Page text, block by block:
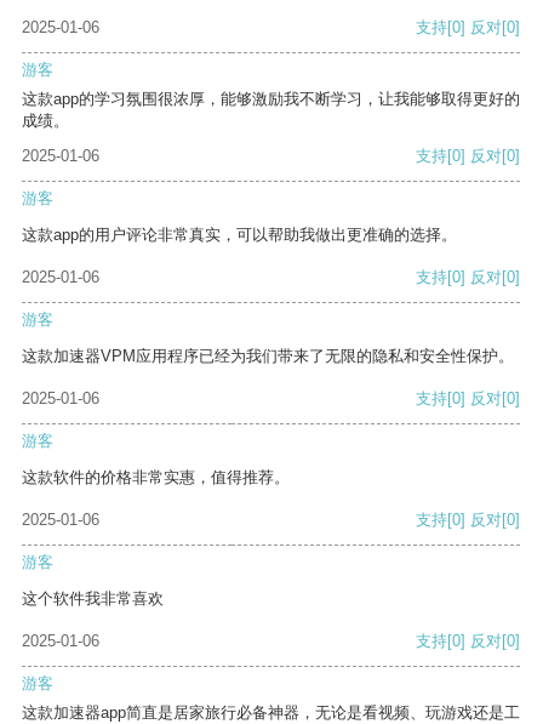
2025-01-06
支持[0] 反对[0]
游客
这款app的学习氛围很浓厚，能够激励我不断学习，让我能够取得更好的
成绩。
2025-01-06
支持[0] 反对[0]
游客
这款app的用户评论非常真实，可以帮助我做出更准确的选择。
2025-01-06 支持[0] 反对[0]
游客
这款加速器VPM应用程序已经为我们带来了无限的隐私和安全性保护。
2025-01-06 支持[0] 反对[0]
游客
这款软件的价格非常实惠，值得推荐。
2025-01-06 支持[0] 反对[0]
游客
这个软件我非常喜欢
2025-01-06 支持[0] 反对[0]
游客
这款加速器app简直是居家旅行必备神器，无论是看视频、玩游戏还是工